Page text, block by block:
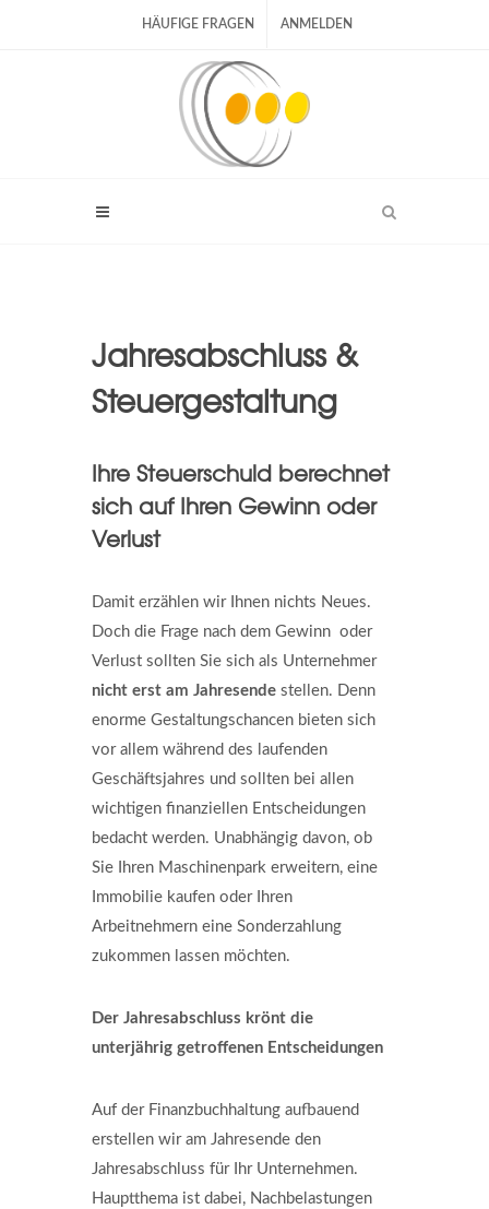
HÄUFIGE FRAGEN ANMELDEN
Jahresabschluss &
Steuergestaltung
Ihre Steuerschuld berechnet
sich auf Ihren Gewinn oder
Verlust
Damit erzählen wir Ihnen nichts Neues.
Doch die Frage nach dem Gewinn oder
Verlust sollten Sie sich als Unternehmer
nicht erst am Jahresende stellen. Denn
enorme Gestaltungschancen bieten sich
vor allem während des laufenden
Geschäftsjahres und sollten bei allen
wichtigen finanziellen Entscheidungen
bedacht werden. Unabhängig davon, ob
Sie Ihren Maschinenpark erweitern, eine
Immobilie kaufen oder Ihren
Arbeitnehmern eine Sonderzahlung
zukommen lassen möchten.
Der Jahresabschluss krönt die
unterjährig getroffenen Entscheidungen
Auf der Finanzbuchhaltung aufbauend
erstellen wir am Jahresende den
Jahresabschluss für Ihr Unternehmen.
Hauptthema ist dabei, Nachbelastungen